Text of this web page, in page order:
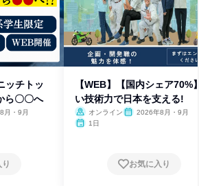
ッチトッ
ら〇〇へ
月・9月
【WEB】【国内シェア70%
い技術力で日本を支える!
オンライン
2026年8月・9月
1日
お気に入り